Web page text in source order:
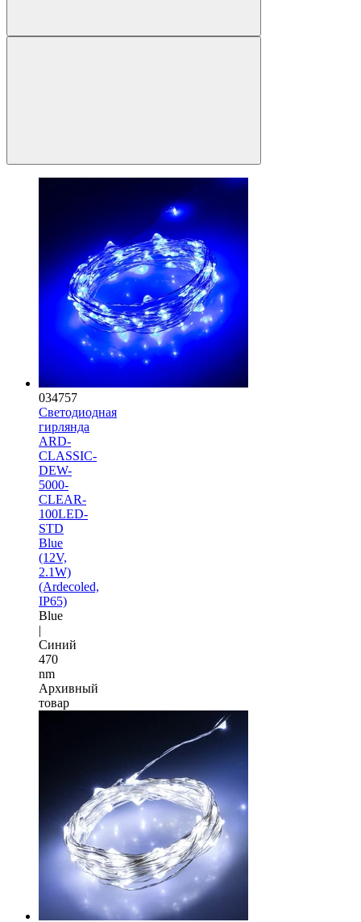
034757
Светодиодная
гирлянда
ARD-
CLASSIC-
DEW-
5000-
CLEAR-
100LED-
STD
Blue
(12V,
2.1W)
(Ardecoled,
IP65)
Blue
|
Синий
470
nm
Архивный
товар